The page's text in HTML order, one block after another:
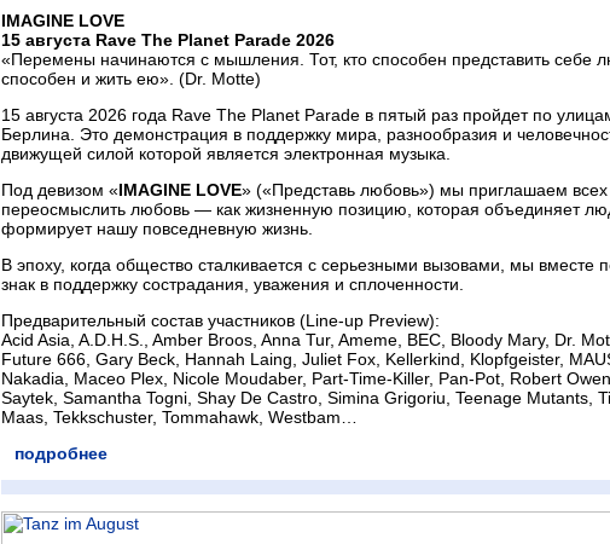
IMAGINE LOVE
15 августа Rave The Planet Parade 2026
«Перемены начинаются с мышления. Тот, кто способен представить себе
способен и жить ею». (Dr. Motte)
15 августа 2026 года Rave The Planet Parade в пятый раз пройдет по
Берлина. Это демонстрация в поддержку мира, разнообразия и
движущей силой которой является электронная музыка.
Под девизом «IMAGINE LOVE» («Представь любовь») мы приглашаем всех
переосмыслить любовь — как жизненную позицию, которая объединяет
формирует нашу повседневную жизнь.
В эпоху, когда общество сталкивается с серьезными вызовами, мы вместе
знак в поддержку сострадания, уважения и сплоченности.
Предварительный состав участников (Line-up Preview):
Acid Asia, A.D.H.S., Amber Broos, Anna Tur, Ameme, BEC, Bloody Mary, Dr.
Future 666, Gary Beck, Hannah Laing, Juliet Fox, Kellerkind, Klopfgeister,
Nakadia, Maceo Plex, Nicole Moudaber, Part-Time-Killer, Pan-Pot, Robert
Saytek, Samantha Togni, Shay De Castro, Simina Grigoriu, Teenage Mutants,
Maas, Tekkschuster, Tommahawk, Westbam…
подробнее